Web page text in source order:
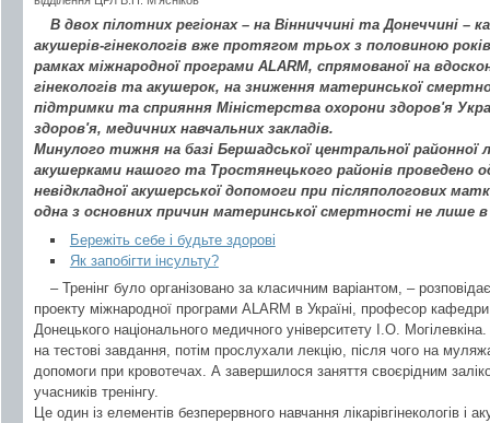
В двох пілотних регіонах – на Вінниччині та Донеччині –
акушерів-гінекологів вже протягом трьох з половиною
рамках міжнародної програми ALARM, спрямованої на
гінекологів та акушерок, на зниження материнської
підтримки та сприяння Міністерства охорони здоров'я
здоров'я, медичних навчальних закладів.
Минулого тижня на базі Бершадської центральної районної
акушерками нашого та Тростянецького районів проведено
невідкладної акушерської допомоги при післяпологових
одна з основних причин материнської смертності не лише в
Бережіть себе і будьте здорові
Як запобігти інсульту?
– Тренінг було організовано за класичним варіантом, –
проекту міжнародної програми ALARM в Україні, професор кафедри
Донецького національного медичного університету І.О.
на тестові завдання, потім прослухали лекцію, після чого на
допомоги при кровотечах. А завершилося заняття своєрідним
учасників тренінгу.
Це один із елементів безперервного навчання лікарівгінекологів